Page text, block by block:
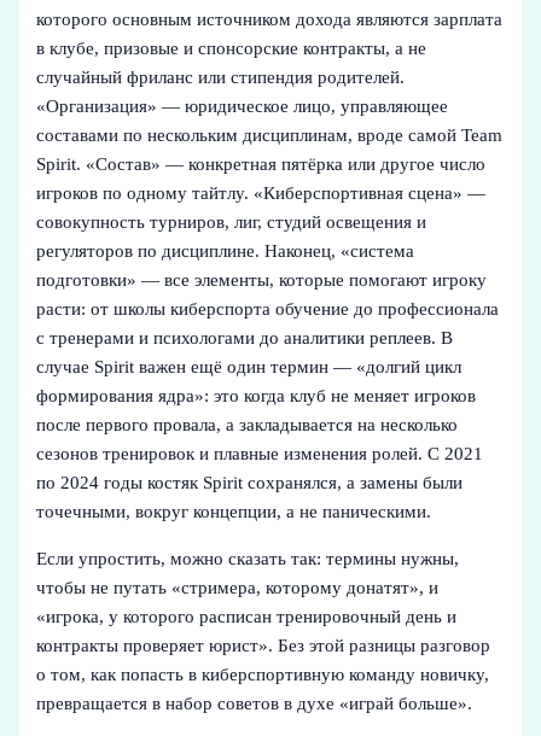
которого основным источником дохода являются зарплата
в клубе, призовые и спонсорские контракты, а не
случайный фриланс или стипендия родителей.
«Организация» — юридическое лицо, управляющее
составами по нескольким дисциплинам, вроде самой Team
Spirit. «Состав» — конкретная пятёрка или другое число
игроков по одному тайтлу. «Киберспортивная сцена» —
совокупность турниров, лиг, студий освещения и
регуляторов по дисциплине. Наконец, «система
подготовки» — все элементы, которые помогают игроку
расти: от школы киберспорта обучение до профессионала
с тренерами и психологами до аналитики реплеев. В
случае Spirit важен ещё один термин — «долгий цикл
формирования ядра»: это когда клуб не меняет игроков
после первого провала, а закладывается на несколько
сезонов тренировок и плавные изменения ролей. С 2021
по 2024 годы костяк Spirit сохранялся, а замены были
точечными, вокруг концепции, а не паническими.
Если упростить, можно сказать так: термины нужны,
чтобы не путать «стримера, которому донатят», и
«игрока, у которого расписан тренировочный день и
контракты проверяет юрист». Без этой разницы разговор
о том, как попасть в киберспортивную команду новичку,
превращается в набор советов в духе «играй больше».